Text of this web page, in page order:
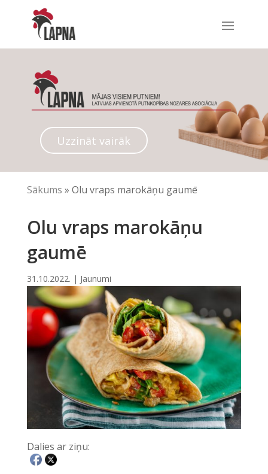
Uzzināt vairāk
Sākums » Olu vraps marokāņu gaumē
Olu vraps marokāņu
gaumē
31.10.2022. | Jaunumi
Dalies ar ziņu: